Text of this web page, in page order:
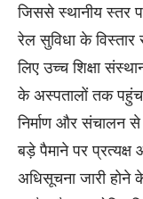
जिससे स्थानीय स्तर
रेल सुविधा के विस्तार
लिए उच्च शिक्षा
के अस्पतालों तक पहुंच
निर्माण और संचालन से
बड़े पैमाने पर प्रत्यक्ष
अधिसूचना जारी होने